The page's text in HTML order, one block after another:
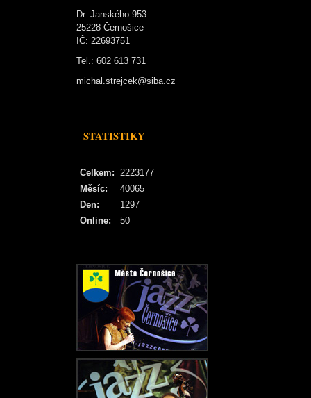
Dr. Janského 953
25228 Černošice
IČ: 22693751
Tel.: 602 613 731
michal.strejcek@siba.cz
STATISTIKY
Online: 50
Celkem: 2223177
Měsíc:
40065
Den:
1297